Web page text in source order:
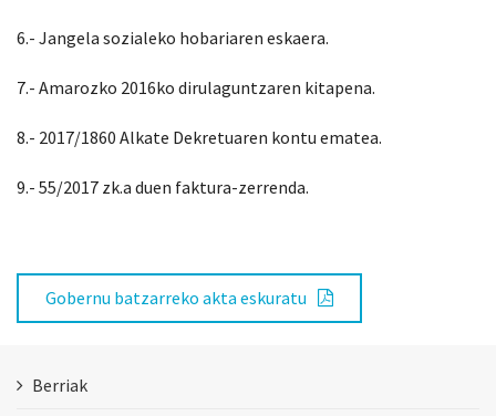
6.- Jangela sozialeko hobariaren eskaera.
7.- Amarozko 2016ko dirulaguntzaren kitapena.
8.- 2017/1860 Alkate Dekretuaren kontu ematea.
9.- 55/2017 zk.a duen faktura-zerrenda.
Gobernu batzarreko akta eskuratu
Berriak